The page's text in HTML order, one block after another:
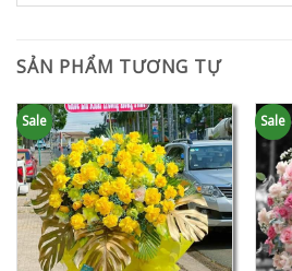
SẢN PHẨM TƯƠNG TỰ
Sale Sale